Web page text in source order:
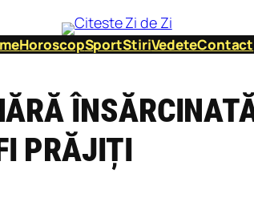
HoroscopSportStiriVedeteContact
PRĂJIȚI